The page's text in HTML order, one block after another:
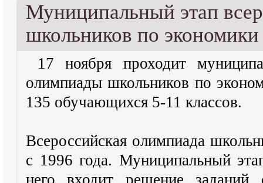
Муниципальный этап
школьников по экономики
17 ноября проходит
олимпиады школьников по
135 обучающихся 5-11 классов.
Всероссийская олимпиада
с 1996 года. Муниципальный
него входит решение